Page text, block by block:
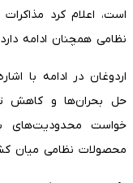
است، اعلام کرد
نظامی همچنان ادامه
اردوغان در ادامه با
حل بحران‌ها و کاهش
خواست محدودیت‌های
محصولات نظامی میان